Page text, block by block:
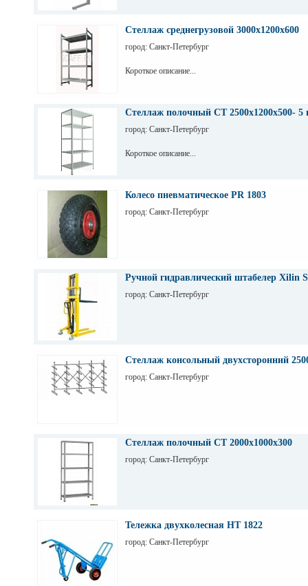
Стеллаж среднегрузовой 3000х1200х600
город: Санкт-Петербург
Короткое описание...
Стеллаж полочный СТ 2500х1200х500- 5
город: Санкт-Петербург
Короткое описание...
Колесо пневматическое PR 1803
город: Санкт-Петербург
Ручной гидравлический штабелер Xilin
город: Санкт-Петербург
Стеллаж консольный двухсторонний
город: Санкт-Петербург
Стеллаж полочный СТ 2000х1000х300
город: Санкт-Петербург
Тележка двухколесная НТ 1822
город: Санкт-Петербург